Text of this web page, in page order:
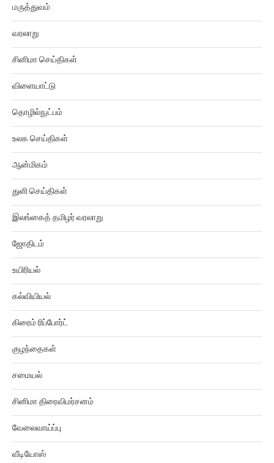
வரலாறு
சினிமா செய்திகள்
விளையாட்டு
தொழில்நுட்பம்
உலக செய்திகள்
ஆன்மிகம்
துளி செய்திகள்
இலங்கைத் தமிழர் வரலாறு
ஜோதிடம்
உயிரியல்
கல்வியியல்
கிரைம் ரிப்போர்ட்
குழந்தைகள்
சமையல்
சினிமா திரைவிமர்சனம்
வேலைவாய்ப்பு
வீடியோஸ்